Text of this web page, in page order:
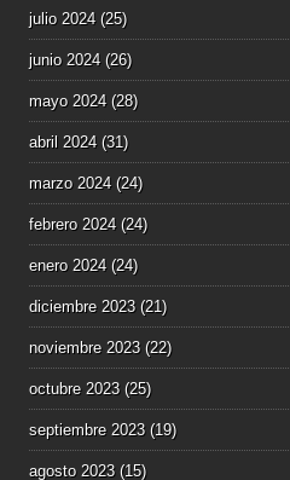
julio 2024(25)
junio 2024(26)
mayo 2024(28)
abril 2024(31)
marzo 2024(24)
febrero 2024(24)
enero 2024(24)
diciembre 2023(21)
noviembre 2023(22)
octubre 2023(25)
septiembre 2023(19)
agosto 2023(15)